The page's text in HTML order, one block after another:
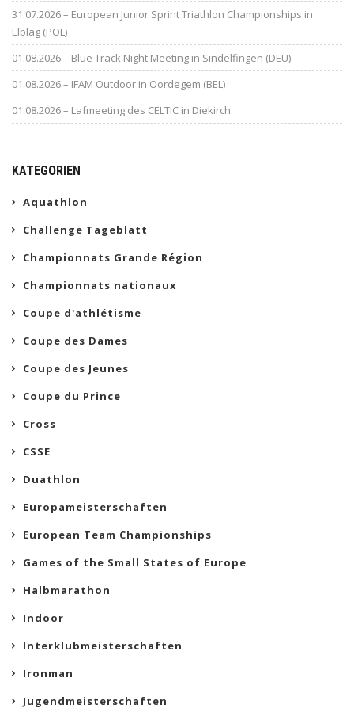
31.07.2026 – European Junior Sprint Triathlon Championships in
Elblag (POL)
01.08.2026 – Blue Track Night Meeting in Sindelfingen (DEU)
01.08.2026 – IFAM Outdoor in Oordegem (BEL)
01.08.2026 – Lafmeeting des CELTIC in Diekirch
KATEGORIEN
Aquathlon
Challenge Tageblatt
Championnats Grande Région
Championnats nationaux
Coupe d'athlétisme
Coupe des Dames
Coupe des Jeunes
Coupe du Prince
Cross
CSSE
Duathlon
Europameisterschaften
European Team Championships
Games of the Small States of Europe
Halbmarathon
Indoor
Interklubmeisterschaften
Ironman
Jugendmeisterschaften